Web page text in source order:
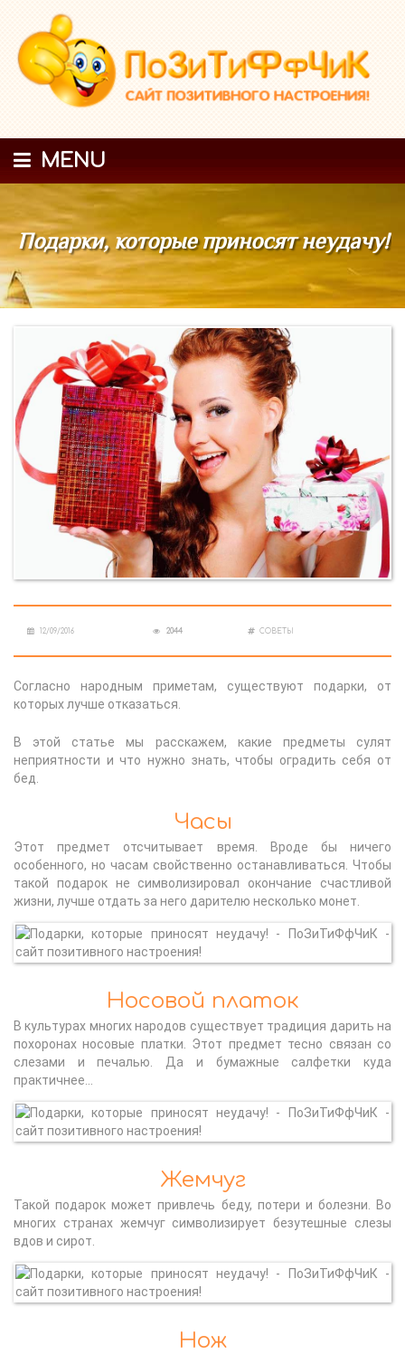
MENU
Подарки, которые приносят неудачу!
12/09/2016 2044 СОВЕТЫ
Согласно народным приметам, существуют подарки, от
которых лучше отказаться.
В этой статье мы расскажем, какие предметы сулят
неприятности и что нужно знать, чтобы оградить себя от
бед.
Часы
Этот предмет отсчитывает время. Вроде бы ничего
особенного, но часам свойственно останавливаться. Чтобы
такой подарок не символизировал окончание счастливой
жизни, лучше отдать за него дарителю несколько монет.
Носовой платок
В культурах многих народов существует традиция дарить на
похоронах носовые платки. Этот предмет тесно связан со
слезами и печалью. Да и бумажные салфетки куда
практичнее…
Жемчуг
Такой подарок может привлечь беду, потери и болезни. Во
многих странах жемчуг символизирует безутешные слезы
вдов и сирот.
Нож